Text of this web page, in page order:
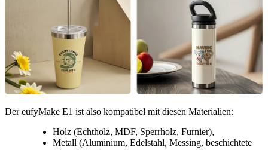
Der eufyMake E1 ist also kompatibel mit diesen Materialien:
Holz (Echtholz, MDF, Sperrholz, Furnier),
Metall (Aluminium, Edelstahl, Messing, beschichtete